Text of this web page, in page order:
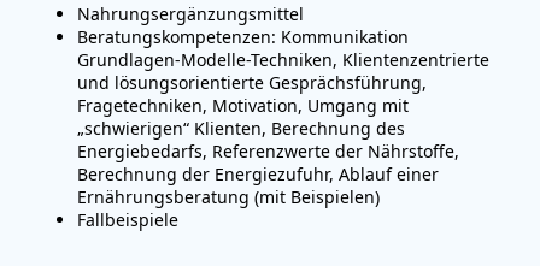
Nahrungsergänzungsmittel
Beratungskompetenzen: Kommunikation
Grundlagen-Modelle-Techniken, Klientenzentrierte
und lösungsorientierte Gesprächsführung,
Fragetechniken, Motivation, Umgang mit
„schwierigen“ Klienten, Berechnung des
Energiebedarfs, Referenzwerte der Nährstoffe,
Berechnung der Energiezufuhr, Ablauf einer
Ernährungsberatung (mit Beispielen)
Fallbeispiele